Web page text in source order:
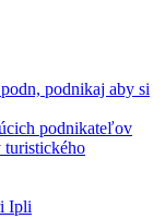
podnikaj aby si
podnikateľov
turistického
Ipli